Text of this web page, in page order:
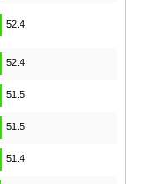
52.4
52.4
51.5
51.5
51.4